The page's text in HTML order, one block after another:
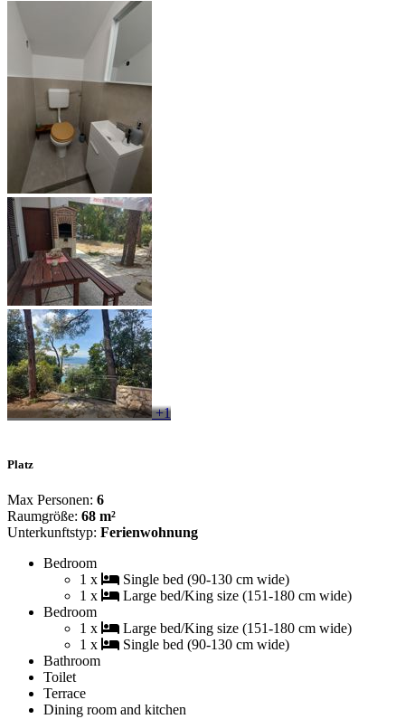
+1
Platz
Max Personen: 6
Raumgröße: 68 m²
Unterkunftstyp: Ferienwohnung
Bedroom
1 x
Single bed (90-130 cm wide)
1 x
Large bed/King size (151-180 cm wide)
Bedroom
1 x
Large bed/King size (151-180 cm wide)
1 x
Single bed (90-130 cm wide)
Bathroom
Toilet
Terrace
Dining room and kitchen